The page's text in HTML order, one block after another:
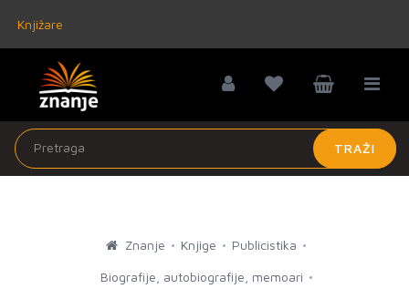
Knjižare
TRAŽI
Znanje Knjige Publicistika
Biografije, autobiografije, memoari